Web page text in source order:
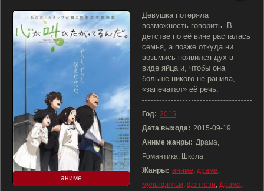
аниме
Девушка потеряла
возможность говорить. В
детстве по её вине распалась
семья, а позже откуда ни
возьмись появился дух в
виде яйца и, чтобы она
больше никого не ранила,
«запечатал» её речь.
Год: 2015
Дата выхода: 2015-09-19
Аниме жанры: Драма,
Романтика, Школа
Жанры: аниме, драма,
мультфильм, фэнтези, Драма,